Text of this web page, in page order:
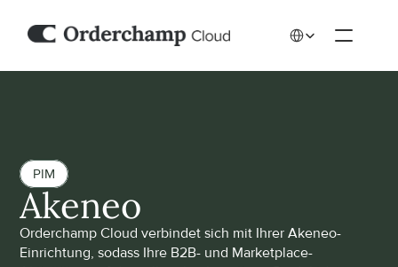
PIM
Akeneo
Orderchamp Cloud verbindet sich mit Ihrer Akeneo-
Einrichtung, sodass Ihre B2B- und Marketplace-